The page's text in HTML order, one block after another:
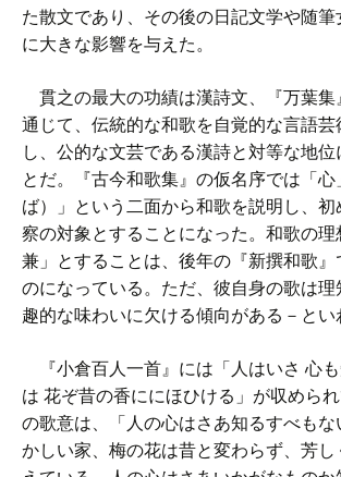
た散文であり、その後の日記文学や随筆
に大きな影響を与えた。
貫之の最大の功績は漢詩文、『万葉集
通じて、伝統的な和歌を自覚的な言語芸
し、公的な文芸である漢詩と対等な地位
とだ。『古今和歌集』の仮名序では「心
ば）」という二面から和歌を説明し、
察の対象とすることになった。和歌の理
兼」とすることは、後年の『新撰和歌』
のになっている。ただ、彼自身の歌は
趣的な味わいに欠ける傾向がある－とい
『小倉百人一首』には「人はいさ 心
は 花ぞ昔の香ににほひける」が収めら
の歌意は、「人の心はさあ知るすべも
かしい家、梅の花は昔と変わらず、芳し